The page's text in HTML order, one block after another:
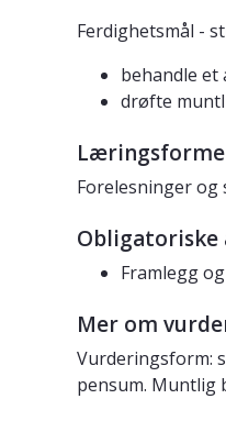
Ferdighetsmål -
behandle et
drøfte
Forelesninger og
Framlegg
Mer om
Vurderingsform:
pensum. Muntlig